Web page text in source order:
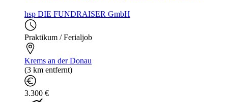
hsp DIE FUNDRAISER GmbH
Praktikum / Ferialjob
Krems an der Donau
(3 km entfernt)
3.300 €